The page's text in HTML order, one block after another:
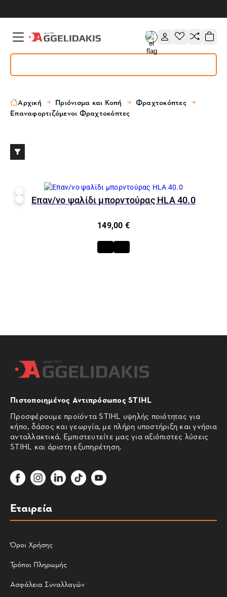
Αρχική Πριόνισμα και Κοπή
Φραχτοκόπτες
Επαναφορτιζόμενοι Φραχτοκόπτες
Επαν/νο ψαλίδι μπορντούρας HLA 40.0
149,00 €
Πιστοποιημένος Αντιπρόσωπος STIHL
Προσφέρουμε προϊόντα STIHL υψηλής ποιότητας για
κήπο, δάσος και γεωργία, με πλήρη υποστήριξη και γνήσια
ανταλλακτικά. Εμπιστευτείτε μας για αξιόπιστες λύσεις
STIHL και άριστη εξυπηρέτηση.
Εταιρεία
Όροι Χρήσης
Τρόποι Πληρωμής
Ασφάλεια Συναλλαγών